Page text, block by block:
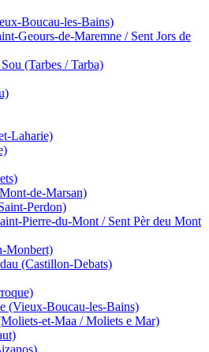
Boucau-les-Bains)
Geours-de-Maremne / Sent Jors de
(Tarbes / Tarba)
Laharie)
de-Marsan)
Perdon)
Pierre-du-Mont / Sent Pèr deu Mont
Monbert)
(Castillon-Debats)
(Vieux-Boucau-les-Bains)
et-Maa / Moliets e Mar)